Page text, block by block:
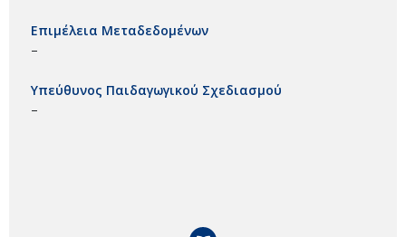
Επιμέλεια Μεταδεδομένων
–
Υπεύθυνος Παιδαγωγικού Σχεδιασμού
–